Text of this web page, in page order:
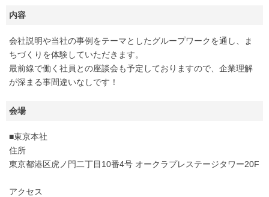
内容
会社説明や当社の事例をテーマとしたグループワークを通し、ま
ちづくりを体験していただきます。
最前線で働く社員との座談会も予定しておりますので、企業理解
が深まる事間違いなしです！
会場
■東京本社
住所
東京都港区虎ノ門二丁目10番4号 オークラプレステージタワー20F
アクセス